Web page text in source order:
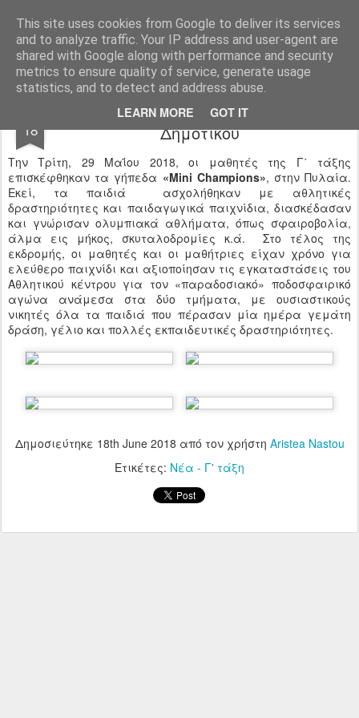
This site uses cookies from Google to deliver its services
and to analyze traffic. Your IP address and user-agent are
shared with Google along with performance and security
metrics to ensure quality of service, generate usage
statistics, and to detect and address abuse.
LEARN MORE GOT IT
Ιδιωτικό Δημοτικό Σχολείο "Ι.Μ.ΔΕΛΑΣΑΛ"
18
Οι «μικροί πρωταθλητές» της Γ΄
Δημοτικού
Την Τρίτη, 29 Μαΐου 2018, οι μαθητές της Γ΄ τάξης
επισκέφθηκαν τα γήπεδα «Mini Champions», στην Πυλαία.
Εκεί, τα παιδιά ασχολήθηκαν με αθλητικές
δραστηριότητες και παιδαγωγικά παιχνίδια, διασκέδασαν
και γνώρισαν ολυμπιακά αθλήματα, όπως σφαιροβολία,
άλμα εις μήκος, σκυταλοδρομίες κ.ά. Στο τέλος της
εκδρομής, οι μαθητές και οι μαθήτριες είχαν χρόνο για
ελεύθερο παιχνίδι και αξιοποίησαν τις εγκαταστάσεις του
Αθλητικού κέντρου για τον «παραδοσιακό» ποδοσφαιρικό
αγώνα ανάμεσα στα δύο τμήματα, με ουσιαστικούς
νικητές όλα τα παιδιά που πέρασαν μία ημέρα γεμάτη
δράση, γέλιο και πολλές εκπαιδευτικές δραστηριότητες.
Δημοσιεύτηκε 18th June 2018 από τον χρήστη Aristea Nastou
Ετικέτες: Νέα - Γ' τάξη